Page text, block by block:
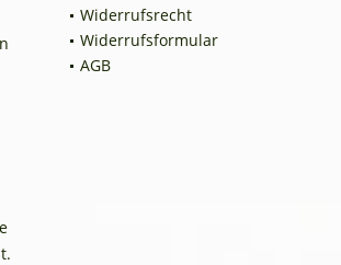
Widerrufsrecht
Widerrufsformular
AGB